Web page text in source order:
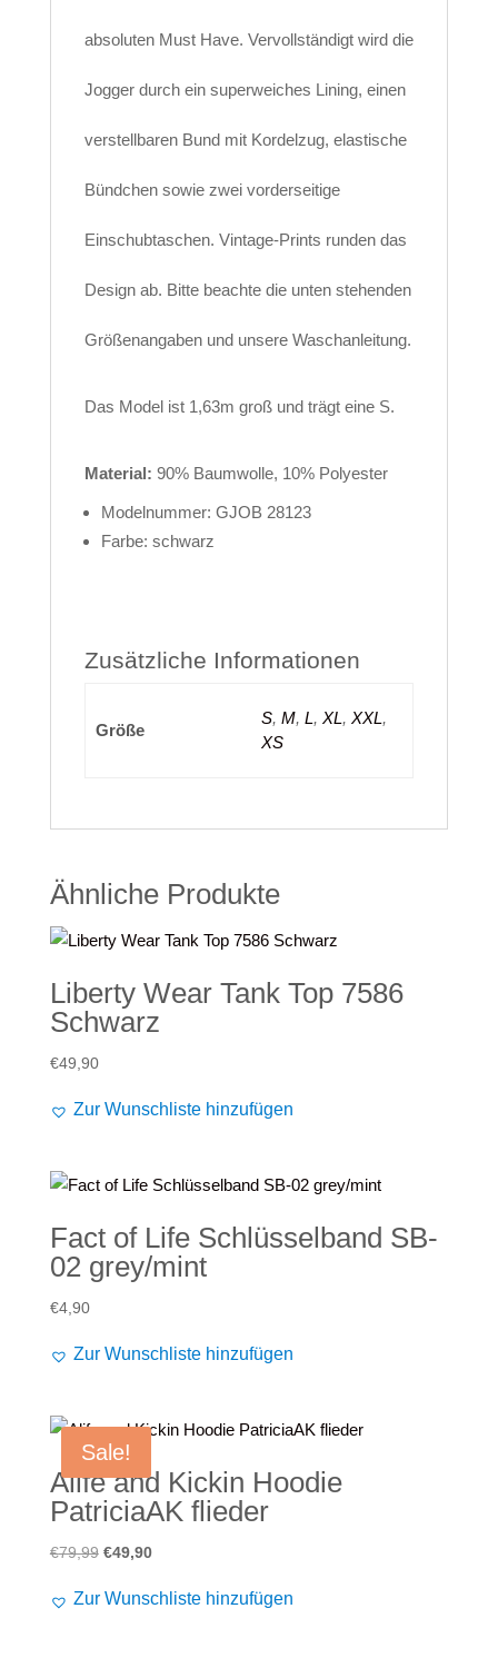
absoluten Must Have. Vervollständigt wird die
Jogger durch ein superweiches Lining, einen
verstellbaren Bund mit Kordelzug, elastische
Bündchen sowie zwei vorderseitige
Einschubtaschen. Vintage-Prints runden das
Design ab. Bitte beachte die unten stehenden
Größenangaben und unsere Waschanleitung.
Das Model ist 1,63m groß und trägt eine S.
Material: 90% Baumwolle, 10% Polyester
Modelnummer: GJOB 28123
Farbe: schwarz
Zusätzliche Informationen
Größe
S, M, L, XL, XXL,
XS
Ähnliche Produkte
Liberty Wear Tank Top 7586
Schwarz
€49,90
Zur Wunschliste hinzufügen
Fact of Life Schlüsselband SB-
02 grey/mint
€4,90
Zur Wunschliste hinzufügen
Sale!
Alife and Kickin Hoodie
PatriciaAK flieder
€79,99 Ursprünglicher
war:
€49,90Aktueller
ist:
Zur Wunschliste hinzufügen